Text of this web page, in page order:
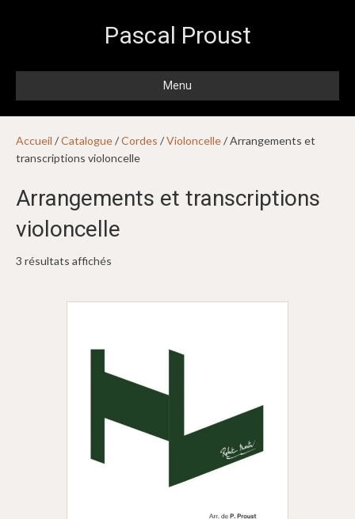
Pascal Proust
Menu
Accueil /Catalogue/Cordes /Violoncelle/ Arrangements et
transcriptions violoncelle
Arrangements et transcriptions
violoncelle
3 résultats affichés